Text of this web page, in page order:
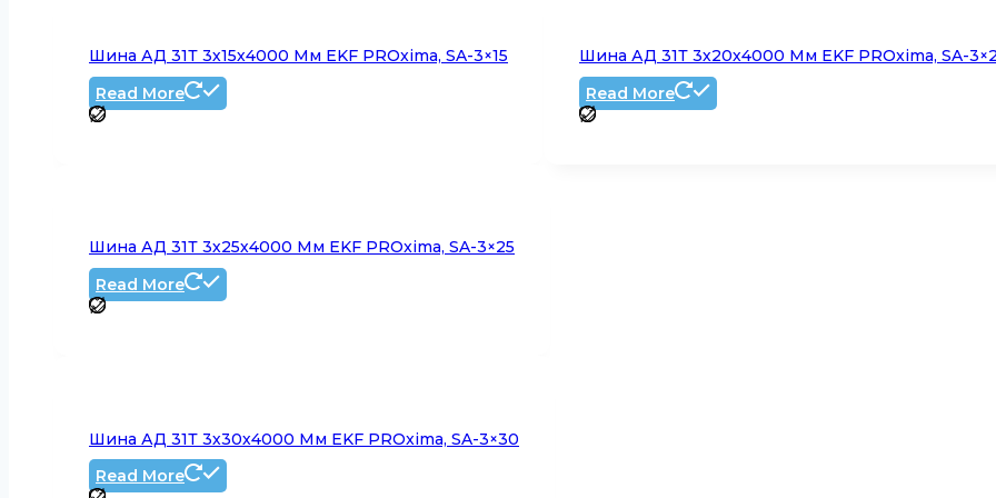
Шина АД 31Т 3х15х4000 Мм EKF PROxima, SA-3×15
Read More
Шина АД 31Т 3х20х4000 Мм EKF PROxima, SA-
Read More
Шина АД 31Т 3х25х4000 Мм EKF PROxima, SA-3×25
Read More
Шина АД 31Т 3х30х4000 Мм EKF PROxima, SA-3×30
Read More